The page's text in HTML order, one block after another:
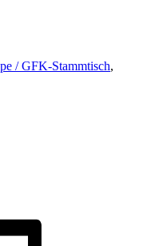
/ GFK-Stammtisch,